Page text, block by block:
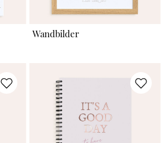
Wandbilder